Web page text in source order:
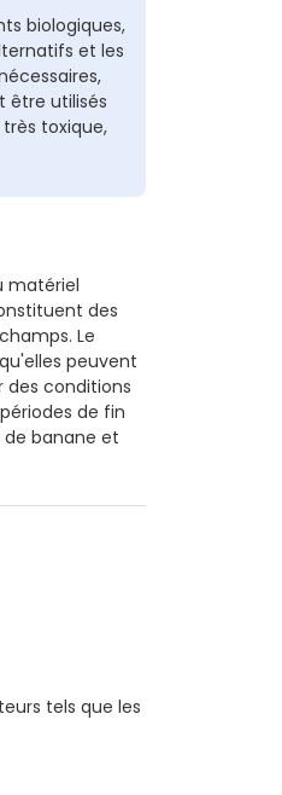
biologiques,
et les
être utilisés
toxique,
matériel
des
Le
peuvent
des conditions
de fin
de banane et
tels que les